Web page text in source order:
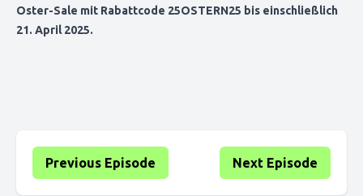
Oster-Sale mit Rabattcode 25OSTERN25 bis einschließlich
21. April 2025.
Previous Episode Next Episode